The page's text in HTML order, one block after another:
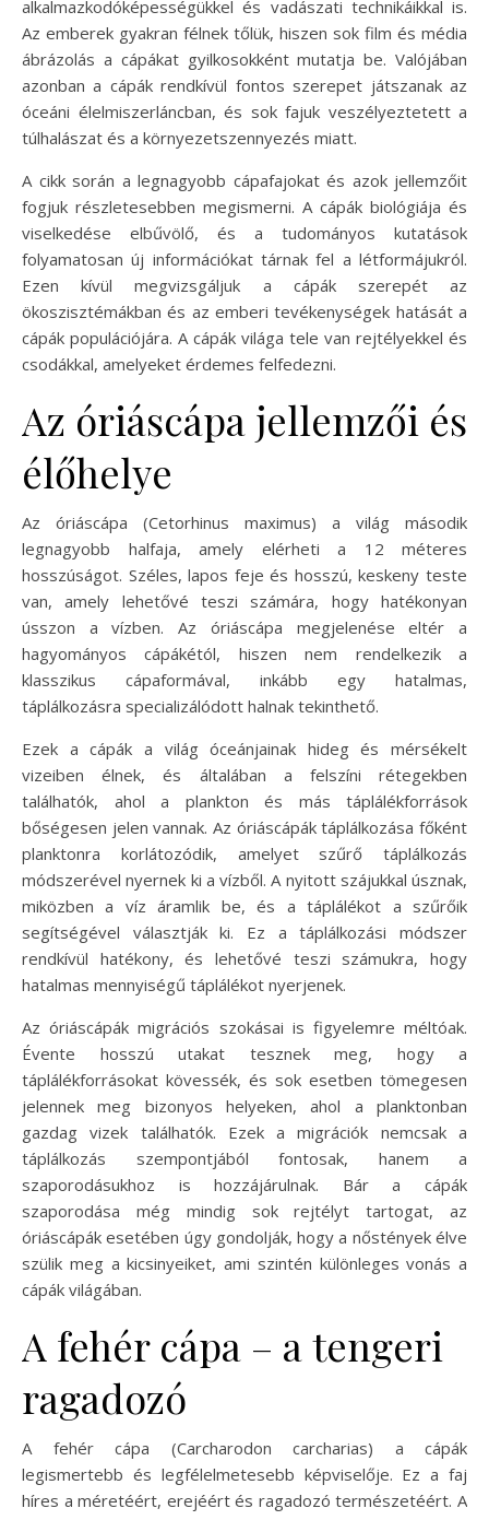
alkalmazkodóképességükkel és vadászati technikáikkal is.
Az emberek gyakran félnek tőlük, hiszen sok film és média
ábrázolás a cápákat gyilkosokként mutatja be. Valójában
azonban a cápák rendkívül fontos szerepet játszanak az
óceáni élelmiszerláncban, és sok fajuk veszélyeztetett a
túlhalászat és a környezetszennyezés miatt.
A cikk során a legnagyobb cápafajokat és azok jellemzőit
fogjuk részletesebben megismerni. A cápák biológiája és
viselkedése elbűvölő, és a tudományos kutatások
folyamatosan új információkat tárnak fel a létformájukról.
Ezen kívül megvizsgáljuk a cápák szerepét az
ökoszisztémákban és az emberi tevékenységek hatását a
cápák populációjára. A cápák világa tele van rejtélyekkel és
csodákkal, amelyeket érdemes felfedezni.
Az óriáscápa jellemzői és
élőhelye
Az óriáscápa (Cetorhinus maximus) a világ második
legnagyobb halfaja, amely elérheti a 12 méteres
hosszúságot. Széles, lapos feje és hosszú, keskeny teste
van, amely lehetővé teszi számára, hogy hatékonyan
ússzon a vízben. Az óriáscápa megjelenése eltér a
hagyományos cápákétól, hiszen nem rendelkezik a
klasszikus cápaformával, inkább egy hatalmas,
táplálkozásra specializálódott halnak tekinthető.
Ezek a cápák a világ óceánjainak hideg és mérsékelt
vizeiben élnek, és általában a felszíni rétegekben
találhatók, ahol a plankton és más táplálékforrások
bőségesen jelen vannak. Az óriáscápák táplálkozása főként
planktonra korlátozódik, amelyet szűrő táplálkozás
módszerével nyernek ki a vízből. A nyitott szájukkal úsznak,
miközben a víz áramlik be, és a táplálékot a szűrőik
segítségével választják ki. Ez a táplálkozási módszer
rendkívül hatékony, és lehetővé teszi számukra, hogy
hatalmas mennyiségű táplálékot nyerjenek.
Az óriáscápák migrációs szokásai is figyelemre méltóak.
Évente hosszú utakat tesznek meg, hogy a
táplálékforrásokat kövessék, és sok esetben tömegesen
jelennek meg bizonyos helyeken, ahol a planktonban
gazdag vizek találhatók. Ezek a migrációk nemcsak a
táplálkozás szempontjából fontosak, hanem a
szaporodásukhoz is hozzájárulnak. Bár a cápák
szaporodása még mindig sok rejtélyt tartogat, az
óriáscápák esetében úgy gondolják, hogy a nőstények élve
szülik meg a kicsinyeiket, ami szintén különleges vonás a
cápák világában.
A fehér cápa – a tengeri
ragadozó
A fehér cápa (Carcharodon carcharias) a cápák
legismertebb és legfélelmetesebb képviselője. Ez a faj
híres a méretéért, erejéért és ragadozó természetéért. A